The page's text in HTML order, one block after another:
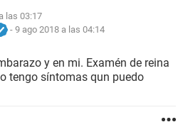
las 03:17
- 9 ago 2018 a las 04:14
y en mi. Examén de reina
tengo síntomas qun puedo